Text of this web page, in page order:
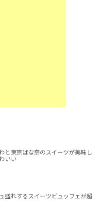
と東京ばな奈のスイーツが美味し
いい
盛れするスイーツビュッフェが超